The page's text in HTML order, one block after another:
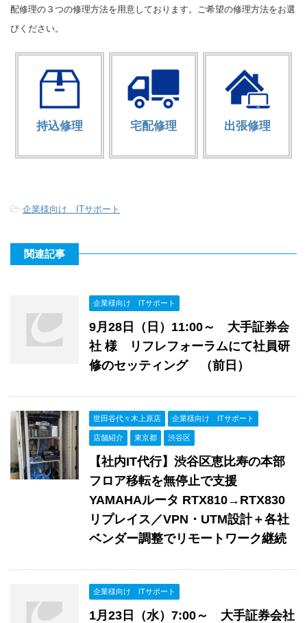
配修理の３つの修理方法を用意しております。ご希望の修理方法をお選
びください。
持込修理 宅配修理 出張修理
-企業様向け ITサポート
関連記事
企業様向け ITサポート
9月28日（日）11:00～ 大手証券会
社 様 リフレフォーラムにて社員研
修のセッティング （前日）
世田谷代々木上原店 企業様向け ITサポート
店舗紹介 東京都 渋谷区
【社内IT代行】渋谷区恵比寿の本部
フロア移転を無停止で支援
YAMAHAルータ RTX810→RTX830
リプレイス／VPN・UTM設計＋各社
ベンダー調整でリモートワーク継続
企業様向け ITサポート
1月23日（水）7:00～ 大手証券会社